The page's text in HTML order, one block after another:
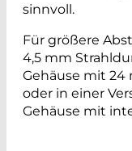
sinnvoll.
Für größere
4,5 mm
Gehäuse mit 24
oder in einer
Gehäuse mit